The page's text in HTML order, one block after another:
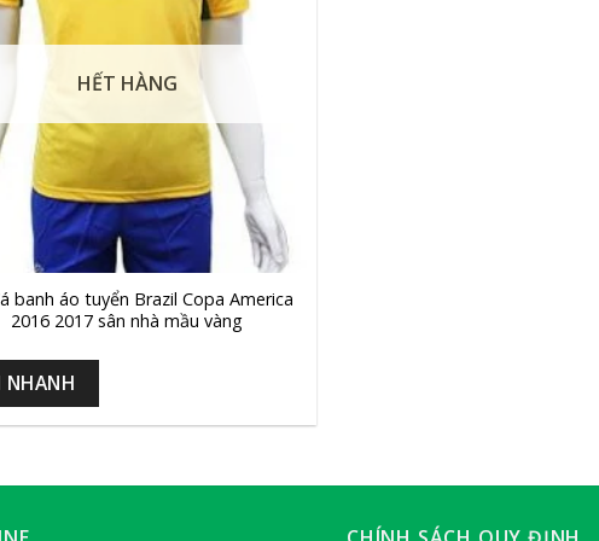
HẾT HÀNG
banh áo tuyển Brazil Copa America
2016 2017 sân nhà mầu vàng
NHANH